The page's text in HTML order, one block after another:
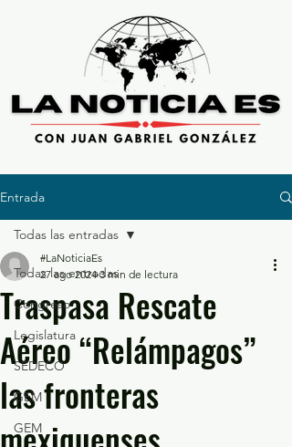
Entrada
Todas las entradas
Congreso
Legislatura
SEDECO
GEM
GEM
Todas las entradas
Traspasa Rescate
Aéreo “Relámpagos”
las fronteras
#LaNoticiaEs
27 ago 2024 3 min de lectura